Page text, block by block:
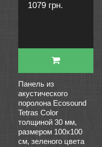
1079 грн.
Панель из
акустического
поролона Ecosound
Tetras Color
толщиной 30 мм,
размером 100х100
см, зеленого цвета